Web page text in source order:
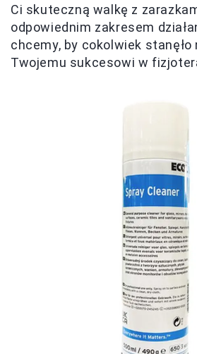
Ci skuteczną walkę z
odpowiednim zakresem
chcemy, by cokolwiek stanęło
Twojemu sukcesowi w